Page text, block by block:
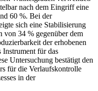
nach dem Eingriff eine
60 %. Bei der
sich eine Stabilisierung
34 % gegenüber dem
der erhobenen
Instrument für das
Untersuchung bestätigt den
für die Verlaufskontrolle
in der